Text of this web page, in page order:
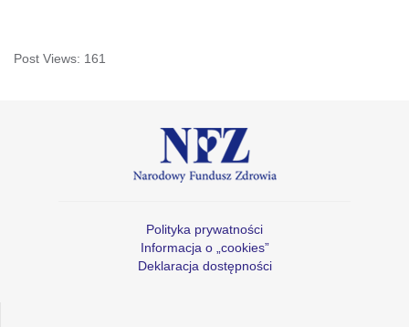
Post Views: 161
Polityka prywatności
Informacja o „cookies”
Deklaracja dostępności